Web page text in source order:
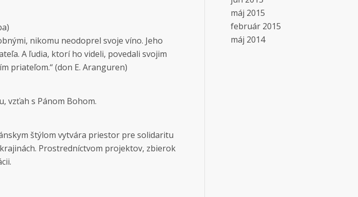
nikomu neodoprel svoje víno. Jeho
A ľudia, ktorí ho videli, povedali svojim
priateľom.“ (don E. Aranguren)
vzťah s Pánom Bohom.
štýlom vytvára priestor pre solidaritu
Prostredníctvom projektov, zbierok
máj 2015
február 2015
máj 2014